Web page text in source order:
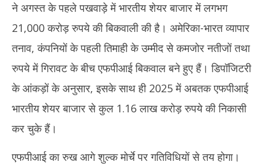
कारोबार: FPI ने अगस्त के पखवाड़े में बाजार से निकाले इतने करोड़, जानें FPI क्यों
कर रहे बिकवाली?
August
2025
ने अगस्त के पहले पखवाड़े में भारतीय शेयर बाजार में लगभग
21,000 करोड़ रुपये की बिकवाली की है। अमेरिका-भारत व्यापार
तनाव, कंपनियों के पहली तिमाही के उम्मीद से कमजोर नतीजों तथा
रुपये में गिरावट के बीच एफपीआई बिकवाल बने हुए हैं। डिपॉजिटरी
के आंकड़ों के अनुसार, इसके साथ ही 2025 में अबतक एफपीआई
भारतीय शेयर बाजार से कुल 1.16 लाख करोड़ रुपये की निकासी
कर चुके हैं।
एफपीआई का रुख आगे शुल्क मोर्चे पर गतिविधियों से तय होगा।